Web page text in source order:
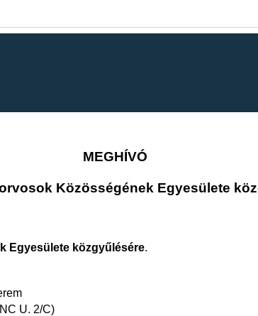
MEGHÍVÓ
Közösségének Egyesülete
Egyesülete közgyűlésére.
U. 2/C)